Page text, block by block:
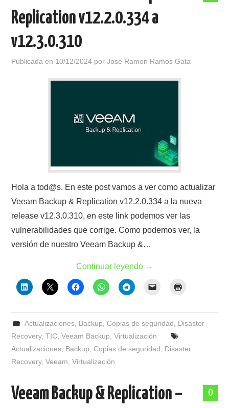
Replication v12.2.0.334 a
v12.3.0.310
Publicada en 10/12/2024 porJose Ramon Ramos Gata
Hola a tod@s. En este post vamos a ver como actualizar
Veeam Backup & Replication v12.2.0.334 a la nueva
release v12.3.0.310, en este link podemos ver las
vulnerabilidades que corrige. Como podemos ver, la
versión de nuestro Veeam Backup &…
Continuar leyendo →
Actualizaciones, Backup Copias de seguridad
Disaster
Recovery,TIC ,Veeam Backup ,Virtualización
Actualizaciones Backup ,Copias de seguridad
Disaster
Recovery,Veeam ,Virtualización
0
Veeam Backup & Replication –